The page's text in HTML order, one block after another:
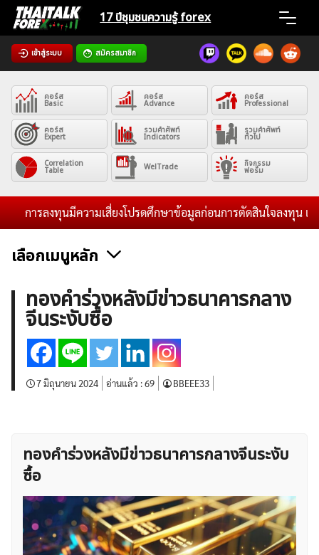
Skip
content
17 ปีชุมชนความรู้ forex
เข้าสู่ระบบ สมัครสมาชิก
Home
News
Articles
VPS Register
ค้นหา
สำหรับ:
คอร์ส
Basic
คอร์ส
Advance
คอร์ส
Professional
คอร์ส
Expert
รวมคำศัพท์
Indicators
รวมคำศัพท์
ทั่วไป
Correlation
Table WelTrade กิจกรรม
ฟอรั่ม
การลงทุนมีความเสี่ยงโปรดศึกษาข้อมูลก่อนการตัดสินใจลงทุน และไ
เลือกเมนูหลัก
ข่าวฟอเร็กซ์และสกุลเงิน คริปโตเคอร์เรนซี
ฟรีซิกแนล รายวัน
บทวิเคราะห์
เศรษฐกิจทั่วไป
สินค้าโภคภัณฑ์
โบรกเกอร์ FX
โปรโมชั่น Forex
กองทุน Forex
ฟรี EA
ทองคำร่วงหลังมีข่าวธนาคารกลาง
จีนระงับซื้อ
7 มิถุนายน 2024 อ่านแล้ว :69 BBEEE33
ทองคำร่วงหลังมีข่าวธนาคารกลางจีนระงับ
ซื้อ